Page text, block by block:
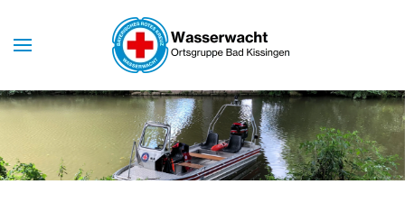
Skip to main content